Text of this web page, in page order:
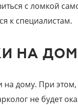
с ломкой
к специалистам.
НА
дому. При
не будет